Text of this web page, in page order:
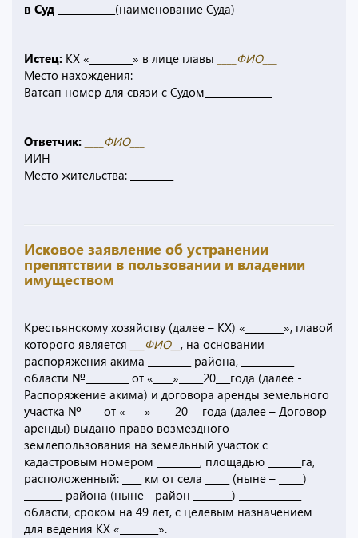
в Суд ____________ (наименование Суда)
Истец: КХ «_________» в лице главы
____ФИО___
Место нахождения: _________
Ватсап номер для связи с Судом______________
Ответчик:
____ФИО___
ИИН ______________
Место жительства: _________
Исковое заявление об устранении
препятствии в пользовании и владении
имуществом
Крестьянскому хозяйству (далее – КХ) «________», главой
которого является
___ФИО__ , на основании
распоряжения акима _________ района, ___________
области №_________ от «____»_____20___года (далее -
Распоряжение акима) и договора аренды земельного
участка №____ от «____»_____20___года (далее – Договор
аренды) выдано право возмездного
землепользования на земельный участок с
кадастровым номером _________, площадью _______га,
расположенный: ____ км от села _____ (ныне – _____)
________ района (ныне - район ________) _____________
области, сроком на 49 лет, с целевым назначением
для ведения КХ «________».